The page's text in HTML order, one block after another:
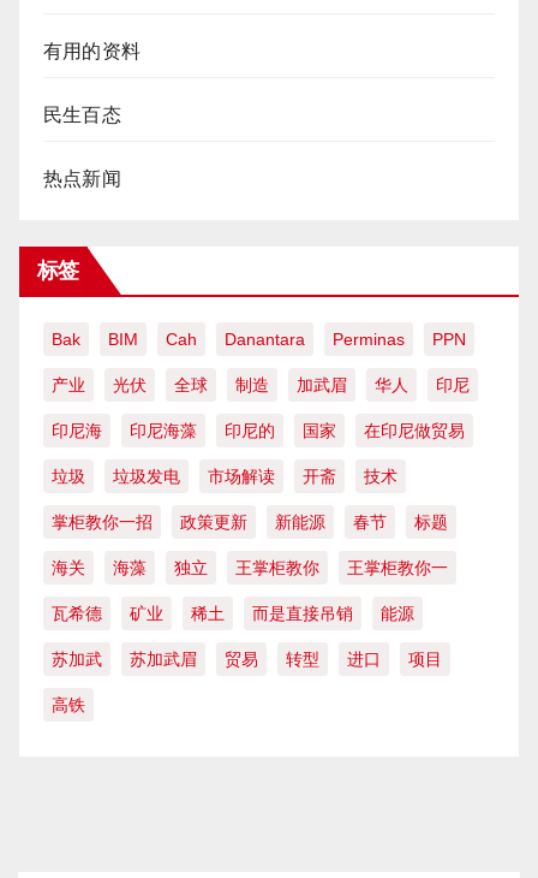
有用的资料
民生百态
热点新闻
标签
Bak BIM Cah Danantara Perminas PPN
产业 光伏 全球 制造 加武眉 华人 印尼
印尼海 印尼海藻 印尼的 国家 在印尼做贸易
垃圾 垃圾发电 市场解读 开斋 技术
掌柜教你一招 政策更新 新能源 春节 标题
海关 海藻 独立 王掌柜教你 王掌柜教你一
瓦希德 矿业 稀土 而是直接吊销 能源
苏加武 苏加武眉 贸易 转型 进口 项目
高铁